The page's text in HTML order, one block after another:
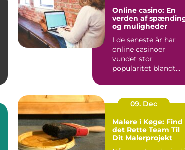
Online casino: En
verden af
og muligheder
I de seneste år har
online casinoer
vundet stor
popularitet blandt
hele v...
09. Dec
Malere i Køge: Find
det Rette Team Til
Dit Malerprojekt